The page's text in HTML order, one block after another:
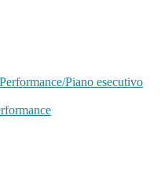
Piano esecutivo